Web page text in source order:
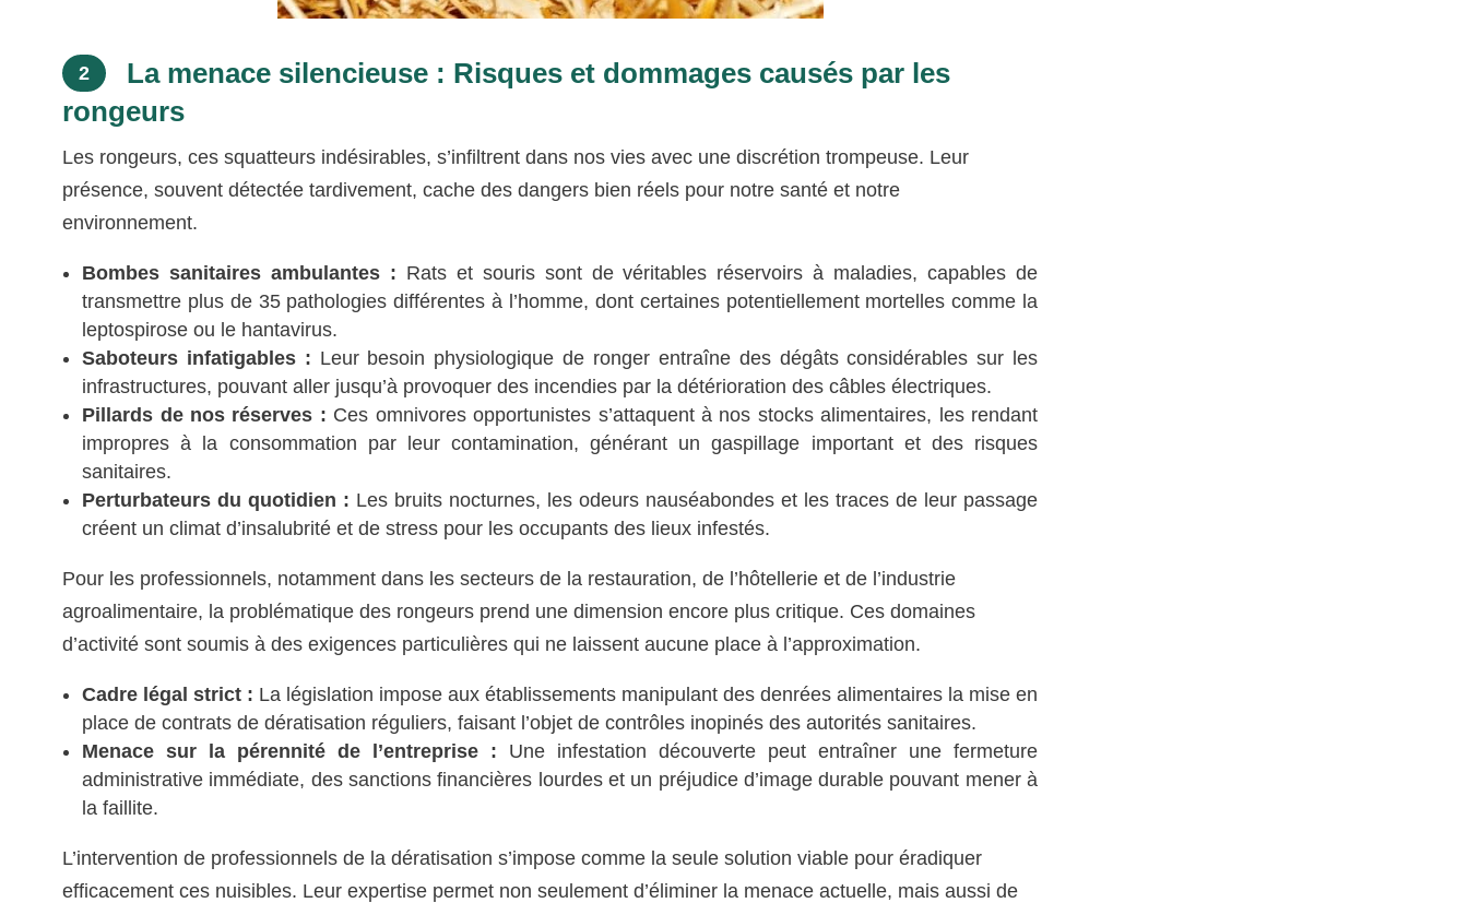
2
La menace silencieuse : Risques et dommages causés par les
rongeurs
Les rongeurs, ces squatteurs indésirables, s’infiltrent dans nos vies avec une discrétion trompeuse. Leur
présence, souvent détectée tardivement, cache des dangers bien réels pour notre santé et notre
environnement.
Bombes sanitaires ambulantes : Rats et souris sont de véritables réservoirs à maladies, capables de
transmettre plus de 35 pathologies différentes à l’homme, dont certaines potentiellement mortelles comme la
leptospirose ou le hantavirus.
Saboteurs infatigables : Leur besoin physiologique de ronger entraîne des dégâts considérables sur les
infrastructures, pouvant aller jusqu’à provoquer des incendies par la détérioration des câbles électriques.
Pillards de nos réserves : Ces omnivores opportunistes s’attaquent à nos stocks alimentaires, les rendant
impropres à la consommation par leur contamination, générant un gaspillage important et des risques
sanitaires.
Perturbateurs du quotidien : Les bruits nocturnes, les odeurs nauséabondes et les traces de leur passage
créent un climat d’insalubrité et de stress pour les occupants des lieux infestés.
Pour les professionnels, notamment dans les secteurs de la restauration, de l’hôtellerie et de l’industrie
agroalimentaire, la problématique des rongeurs prend une dimension encore plus critique. Ces domaines
d’activité sont soumis à des exigences particulières qui ne laissent aucune place à l’approximation.
Cadre légal strict : La législation impose aux établissements manipulant des denrées alimentaires la mise en
place de contrats de dératisation réguliers, faisant l’objet de contrôles inopinés des autorités sanitaires.
Menace sur la pérennité de l’entreprise : Une infestation découverte peut entraîner une fermeture
administrative immédiate, des sanctions financières lourdes et un préjudice d’image durable pouvant mener à
la faillite.
L’intervention de professionnels de la dératisation s’impose comme la seule solution viable pour éradiquer
efficacement ces nuisibles. Leur expertise permet non seulement d’éliminer la menace actuelle, mais aussi de